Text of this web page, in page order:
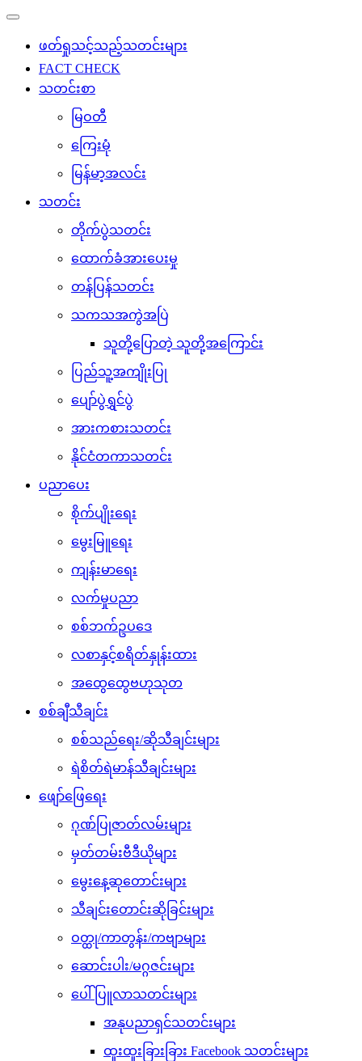
ဖတ်ရှုသင့်သည့်သတင်းများ
FACT CHECK
သတင်းစာ
မြဝတီ
ကြေးမုံ
မြန်မာ့အလင်း
သတင်း
တိုက်ပွဲသတင်း
ထောက်ခံအားပေးမှု
တန်ပြန်သတင်း
သကသအကွဲအပြဲ
သူတို့ပြောတဲ့ သူတို့အကြောင်း
ပြည်သူ့အကျိုးပြု
ပျော်ပွဲရွှင်ပွဲ
အားကစားသတင်း
နိုင်ငံတကာသတင်း
ပညာပေး
စိုက်ပျိုးရေး
မွေးမြူရေး
ကျန်းမာရေး
လက်မှုပညာ
စစ်ဘက်ဥပဒေ
လစာနှင့်စရိတ်နှုန်းထား
အထွေထွေဗဟုသုတ
စစ်ချီသီချင်း
စစ်သည်ရေး/ဆိုသီချင်းများ
ရဲစိတ်ရဲမာန်သီချင်းများ
ဖျော်ဖြေရေး
ဂုဏ်ပြုဇာတ်လမ်းများ
မှတ်တမ်းဗီဒီယိုများ
မွေးနေ့ဆုတောင်းများ
သီချင်းတောင်းဆိုခြင်းများ
ဝတ္ထု/ကာတွန်း/ကဗျာများ
ဆောင်းပါး/မဂ္ဂဇင်းများ
ပေါ်ပြူလာသတင်းများ
အနုပညာရှင်သတင်းများ
ထူးထူးခြားခြား Facebook သတင်းများ